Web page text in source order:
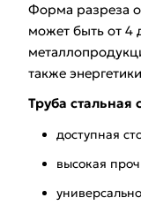
Форма разреза
может быть от 4
также
Труба
доступная
высокая